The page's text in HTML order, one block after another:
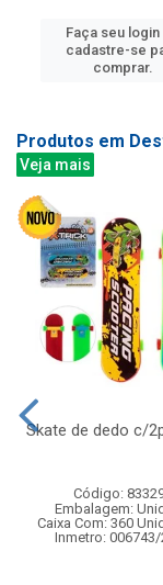
Faça seu login
cadastre-se
comprar.
Produtos em
Veja mais
Skate de dedo c/
Código:
Embalagem:
Caixa Com: 360
Inmetro: 006743/